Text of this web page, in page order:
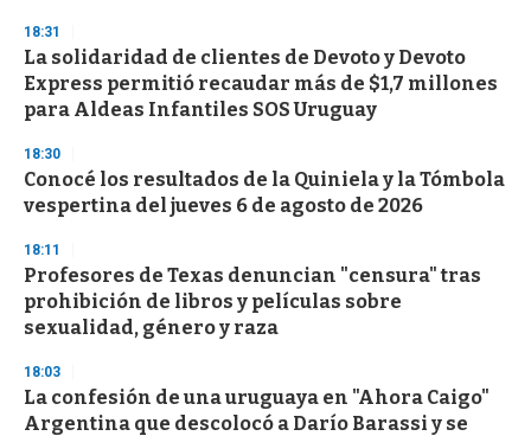
18:31
La solidaridad de clientes de Devoto y Devoto
Express permitió recaudar más de $1,7 millones
para Aldeas Infantiles SOS Uruguay
18:30
Conocé los resultados de la Quiniela y la Tómbola
vespertina del jueves 6 de agosto de 2026
18:11
Profesores de Texas denuncian "censura" tras
prohibición de libros y películas sobre
sexualidad, género y raza
18:03
La confesión de una uruguaya en "Ahora Caigo"
Argentina que descolocó a Darío Barassi y se